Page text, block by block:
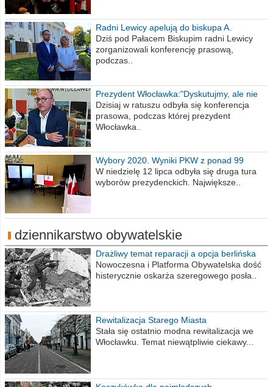
Radni Lewicy apelują do biskupa A.
Wiesława Meringa
Dziś pod Pałacem Biskupim radni Lewicy
zorganizowali konferencję prasową,
podczas..
Prezydent Włocławka:"Dyskutujmy, ale nie
obrażajmy się”
Dzisiaj w ratuszu odbyła się konferencja
prasowa, podczas której prezydent
Włocławka..
Wybory 2020. Wyniki PKW z ponad 99
procent obwodów
W niedzielę 12 lipca odbyła się druga tura
wyborów prezydenckich. Największe..
dziennikarstwo obywatelskie
Drażliwy temat reparacji a opcja berlińska
Nowoczesna i Platforma Obywatelska dość
histerycznie oskarża szeregowego posła..
Rewitalizacja Starego Miasta
Stała się ostatnio modna rewitalizacja we
Włocławku. Temat niewątpliwie ciekawy...